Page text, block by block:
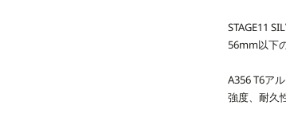
STAGE11
56mm以下
A356 T6ア
強度、耐久